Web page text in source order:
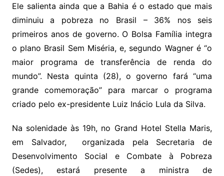
Ele salienta ainda que a Bahia é o estado que mais
diminuiu a pobreza no Brasil – 36% nos seis
primeiros anos de governo. O Bolsa Família integra
o plano Brasil Sem Miséria, e, segundo Wagner é “o
maior programa de transferência de renda do
mundo”. Nesta quinta (28), o governo fará “uma
grande comemoração” para marcar o programa
criado pelo ex-presidente Luiz Inácio Lula da Silva.
Na solenidade às 19h, no Grand Hotel Stella Maris,
em Salvador, organizada pela Secretaria de
Desenvolvimento Social e Combate à Pobreza
(Sedes), estará presente a ministra de